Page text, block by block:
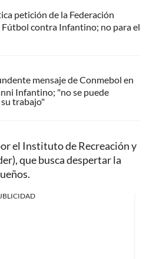
petición de la Federación
Fútbol contra Infantino; no para el
mensaje de Conmebol en
Infantino; "no se puede
trabajo"
el Instituto de Recreación y
que busca despertar la